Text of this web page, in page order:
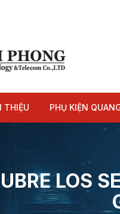
THIỆU PHỤ KIỆN
Dây nhảy quang
LOS